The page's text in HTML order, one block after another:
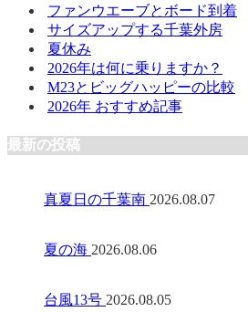
ファンウエーブとボード到着
サイズアップする千葉外房
夏休み
2026年は何に乗りますか？
M23とビッグハッピーの比較
2026年 おすすめ記事
最新の投稿
真夏日の千葉南 2026.08.07
夏の海 2026.08.06
台風13号 2026.08.05